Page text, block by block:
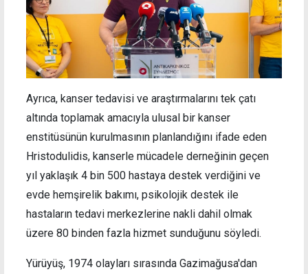
Ayrıca, kanser tedavisi ve araştırmalarını tek çatı
altında toplamak amacıyla ulusal bir kanser
enstitüsünün kurulmasının planlandığını ifade eden
Hristodulidis, kanserle mücadele derneğinin geçen
yıl yaklaşık 4 bin 500 hastaya destek verdiğini ve
evde hemşirelik bakımı, psikolojik destek ile
hastaların tedavi merkezlerine nakli dahil olmak
üzere 80 binden fazla hizmet sunduğunu söyledi.
Yürüyüş, 1974 olayları sırasında Gazimağusa'dan